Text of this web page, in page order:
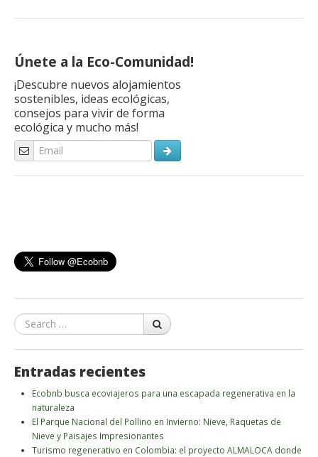
Únete a la Eco-Comunidad!
¡Descubre nuevos alojamientos
sostenibles, ideas ecológicas,
consejos para vivir de forma
ecológica y mucho más!
Search
Entradas recientes
Ecobnb busca ecoviajeros para una escapada regenerativa en la
naturaleza
El Parque Nacional del Pollino en Invierno: Nieve, Raquetas de
Nieve y Paisajes Impresionantes
Turismo regenerativo en Colombia: el proyecto ALMALOCA donde
realizado en la Universidad de Stanford por el investigador